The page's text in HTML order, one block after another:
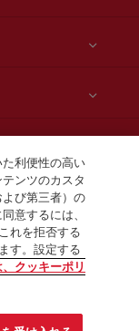
ン語、英語、日
利便性の高い
ンツのカスタ
び第三者）の
意するには、
れを拒否する
す。設定する
クッキーポリ